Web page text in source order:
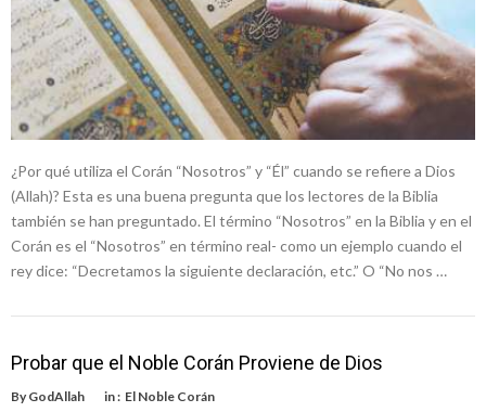
¿Por qué utiliza el Corán “Nosotros” y “Él” cuando se refiere a Dios
(Allah)? Esta es una buena pregunta que los lectores de la Biblia
también se han preguntado. El término “Nosotros” en la Biblia y en el
Corán es el “Nosotros” en término real- como un ejemplo cuando el
rey dice: “Decretamos la siguiente declaración, etc.” O “No nos …
Probar que el Noble Corán Proviene de Dios
By GodAllah in : El Noble Corán